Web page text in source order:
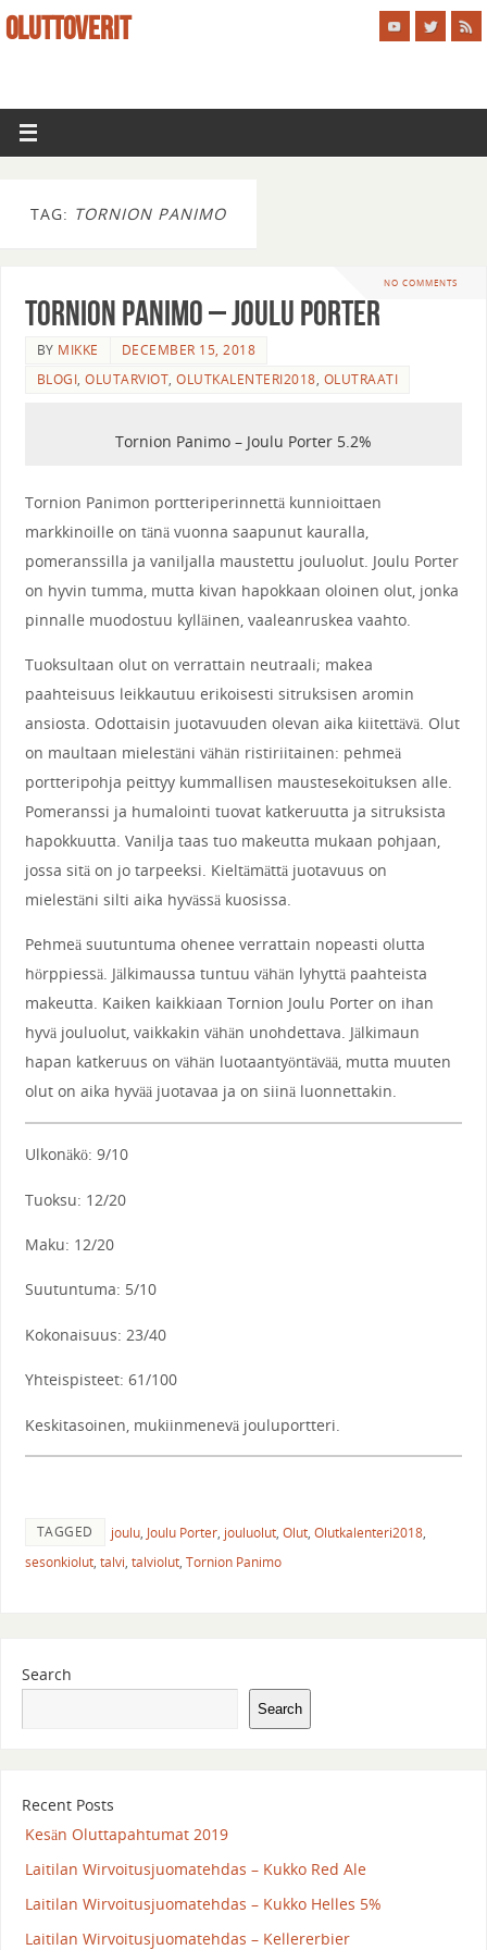
OLUTTOVERIT
TAG: TORNION PANIMO
NO COMMENTS
Tornion Panimo – Joulu Porter
BY MIKKE
DECEMBER 15, 2018
BLOGI,OLUTARVIOT,OLUTKALENTERI2018, OLUTRAATI
Tornion Panimo – Joulu Porter 5.2%
Tornion Panimon portteriperinnettä kunnioittaen
markkinoille on tänä vuonna saapunut kauralla,
pomeranssilla ja vaniljalla maustettu jouluolut. Joulu Porter
on hyvin tumma, mutta kivan hapokkaan oloinen olut, jonka
pinnalle muodostuu kylläinen, vaaleanruskea vaahto.
Tuoksultaan olut on verrattain neutraali; makea
paahteisuus leikkautuu erikoisesti sitruksisen aromin
ansiosta. Odottaisin juotavuuden olevan aika kiitettävä. Olut
on maultaan mielestäni vähän ristiriitainen: pehmeä
portteripohja peittyy kummallisen maustesekoituksen alle.
Pomeranssi ja humalointi tuovat katkeruutta ja sitruksista
hapokkuutta. Vanilja taas tuo makeutta mukaan pohjaan,
jossa sitä on jo tarpeeksi. Kieltämättä juotavuus on
mielestäni silti aika hyvässä kuosissa.
Pehmeä suutuntuma ohenee verrattain nopeasti olutta
hörppiessä. Jälkimaussa tuntuu vähän lyhyttä paahteista
makeutta. Kaiken kaikkiaan Tornion Joulu Porter on ihan
hyvä jouluolut, vaikkakin vähän unohdettava. Jälkimaun
hapan katkeruus on vähän luotaantyöntävää, mutta muuten
olut on aika hyvää juotavaa ja on siinä luonnettakin.
Ulkonäkö: 9/10
Tuoksu: 12/20
Maku: 12/20
Suutuntuma: 5/10
Kokonaisuus: 23/40
Yhteispisteet: 61/100
Keskitasoinen, mukiinmenevä jouluportteri.
TAGGED joulu, Joulu Porter, jouluolut, Olut, Olutkalenteri2018,
sesonkiolut, talvi, talviolut, Tornion Panimo
Search
Search
Recent Posts
Kesän Oluttapahtumat 2019
Laitilan Wirvoitusjuomatehdas – Kukko Red Ale
Laitilan Wirvoitusjuomatehdas – Kukko Helles 5%
Laitilan Wirvoitusjuomatehdas – Kellererbier